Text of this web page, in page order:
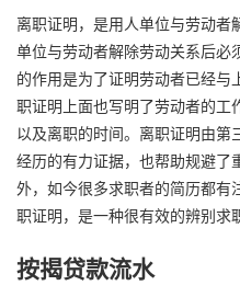
离职证明，是用人单位与劳动者
单位与劳动者解除劳动关系后必
的作用是为了证明劳动者已经
职证明上面也写明了劳动者的工
以及离职的时间。离职证明由
经历的有力证据，也帮助规避了
外，如今很多求职者的简历都有
职证明，是一种很有效的辨别求
按揭贷款流水